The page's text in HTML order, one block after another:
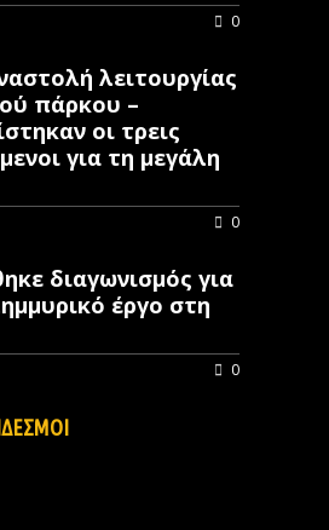
0
λειτουργίας
πάρκου –
οι τρεις
για τη μεγάλη
0
διαγωνισμός για
έργο στη
0